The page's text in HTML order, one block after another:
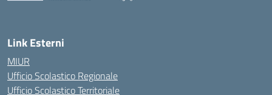
Link Esterni
MIUR
Ufficio Scolastico Regionale
Ufficio Scolastico Territoriale